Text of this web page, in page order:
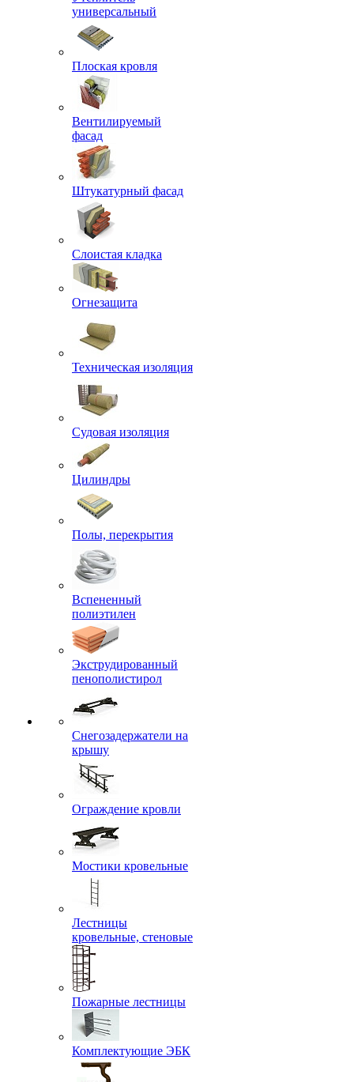
универсальный
Плоская кровля
Вентилируемый
фасад
Штукатурный фасад
Слоистая кладка
Огнезащита
Техническая изоляция
Судовая изоляция
Цилиндры
Полы, перекрытия
Вспененный
полиэтилен
Экструдированный
пенополистирол
Снегозадержатели на
крышу
Ограждение кровли
Мостики кровельные
Лестницы
кровельные, стеновые
Пожарные лестницы
Комплектующие ЭБК